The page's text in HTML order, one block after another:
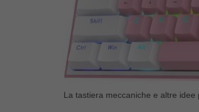
La tastiera meccaniche e altre